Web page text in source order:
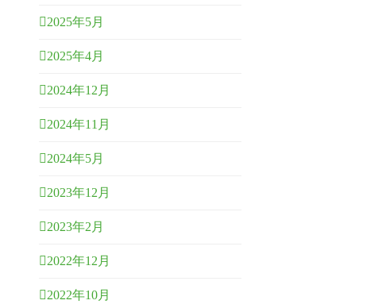
2025年5月
2025年4月
2024年12月
2024年11月
2024年5月
2023年12月
2023年2月
2022年12月
2022年10月